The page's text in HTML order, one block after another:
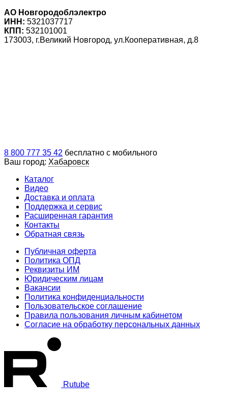
АО Новгородоблэлектро
ИНН: 5321037717
КПП: 532101001
173003, г.Великий Новгород, ул.Кооперативная, д.8
8 800 777 35 42 бесплатно с мобильного
Ваш город: Хабаровск
Каталог
Видео
Доставка и оплата
Поддержка и сервис
Расширенная гарантия
Контакты
Обратная связь
Публичная оферта
Политика ОПД
Реквизиты ИМ
Юридическим лицам
Вакансии
Политика конфиденциальности
Пользовательское соглашение
Правила пользования личным кабинетом
Согласие на обработку персональных данных
Rutube